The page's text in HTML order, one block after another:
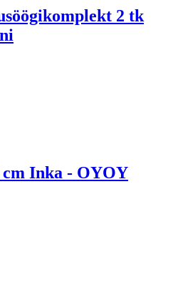
2 tk
Inka - OYOY